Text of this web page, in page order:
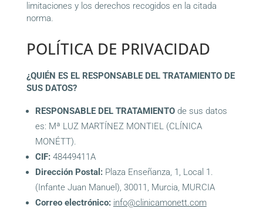
limitaciones y los derechos recogidos en la citada
norma.
POLÍTICA DE PRIVACIDAD
¿QUIÉN ES EL RESPONSABLE DEL TRATAMIENTO DE
SUS DATOS?
RESPONSABLE DEL TRATAMIENTO de sus datos
es: Mª LUZ MARTÍNEZ MONTIEL (CLÍNICA
MONÉTT).
CIF: 48449411A
Dirección Postal:Plaza Enseñanza, 1, Local 1.
(Infante Juan Manuel), 30011, Murcia, MURCIA
Correo electrónico: info@clinicamonett.com